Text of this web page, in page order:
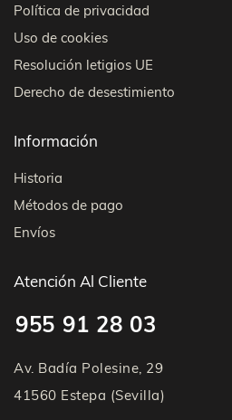
Política de privacidad
Uso de cookies
Resolución letigios UE
Derecho de desestimiento
Información
Historia
Métodos de pago
Envíos
Atención Al Cliente
955 91 28 03
Av. Badía Polesine, 29
41560 Estepa (Sevilla)